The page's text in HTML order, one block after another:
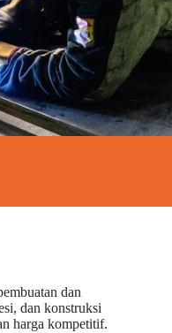
dan
dan konstruksi
harga kompetitif.